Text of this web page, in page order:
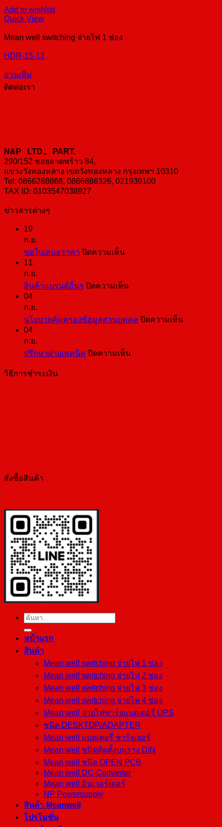
Add to wishlist
Quick View
Mean well switching จ่ายไฟ 1 ช่อง
HDR-15-12
อ่านเพิ่ม
ติดต่อเรา
N&P LTD., PART.
290/152 ซอยลาดพร้าว 84,
แขวงวังทองหลาง เขตวังทองหลาง กรุงเทพฯ 10310
Tel: 0866268868, 0866886326, 021939100
TAX ID: 0103547038927
ข่าวสารต่างๆ
19
ก.ย.
ขอใบเสนอราคา ปิดความเห็นบน
เสนอ
11
ก.ย.
สินค้าแบรนด์อื่นๆ ปิดความเห็นบน
รนด์
04
ก.ย.
นโยบายคุ้มครองข้อมูลส่วนบุคคล ปิดความเห็นบน
04
ก.ย.
ปรึกษาฝ่ายเทคนิค ปิดความเห็นบน
วิธีการชำระเงิน
สั่งซื้อสินค้า
ค้นหา:
หน้าแรก
สินค้า
Mean well switching จ่ายไฟ 1 ช่อง
Mean well switching จ่ายไฟ 2 ช่อง
Mean well switching จ่ายไฟ 3 ช่อง
Mean well switching จ่ายไฟ 4 ช่อง
Mean well จ่ายไฟชาร์จแบตเตอรี่ UPS
ชนิด DESKTOP/ADAPTER
Mean well แบตเตอรี่ ชาร์จเจอร์
Mean well ชนิดติดตั้งบนราง DIN
Mean well ชนิด OPEN PCB
Mean well DC-Converter
Mean well อินเวอร์เตอร์
NP Powersupply
สินค้า Meanwell
โปรโมชั่น